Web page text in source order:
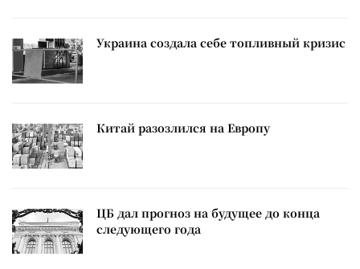
Украина создала себе топливный кризис
Китай разозлился на Европу
ЦБ дал прогноз на будущее до конца
следующего года